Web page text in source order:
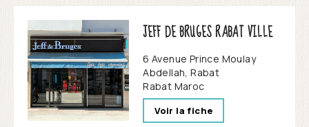
JEFF DE BRUGES RABAT VILLE
6 Avenue Prince Moulay
Abdellah, Rabat
Rabat Maroc
Voir la fiche